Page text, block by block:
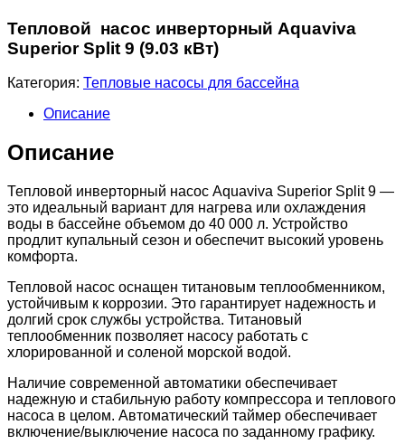
Тепловой насос инверторный Aquaviva
Superior Split 9 (9.03 кВт)
Категория: Тепловые насосы для бассейна
Описание
Описание
Тепловой инверторный насос Aquaviva Superior Split 9 —
это идеальный вариант для нагрева или охлаждения
воды в бассейне объемом до 40 000 л. Устройство
продлит купальный сезон и обеспечит высокий уровень
комфорта.
Тепловой насос оснащен титановым теплообменником,
устойчивым к коррозии. Это гарантирует надежность и
долгий срок службы устройства. Титановый
теплообменник позволяет насосу работать с
хлорированной и соленой морской водой.
Наличие современной автоматики обеспечивает
надежную и стабильную работу компрессора и теплового
насоса в целом. Автоматический таймер обеспечивает
включение/выключение насоса по заданному графику.